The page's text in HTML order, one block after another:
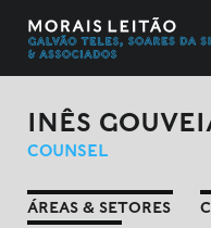
INÊS
COUNSEL
ÁREAS & SETORES